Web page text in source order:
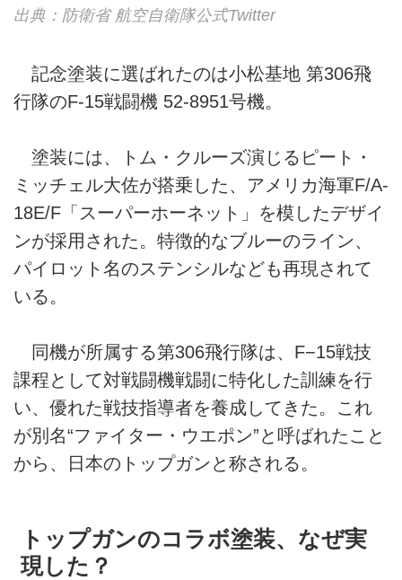
出典：防衛省 航空自衛隊公式Twitter
記念塗装に選ばれたのは小松基地 第306飛
行隊のF-15戦闘機 52-8951号機。
塗装には、トム・クルーズ演じるピート・
ミッチェル大佐が搭乗した、アメリカ海軍F/A-
18E/F「スーパーホーネット」を模したデザイ
ンが採用された。特徴的なブルーのライン、
パイロット名のステンシルなども再現されて
いる。
同機が所属する第306飛行隊は、F−15戦技
課程として対戦闘機戦闘に特化した訓練を行
い、優れた戦技指導者を養成してきた。これ
が別名“ファイター・ウエポン”と呼ばれたこと
から、日本のトップガンと称される。
トップガンのコラボ塗装、なぜ実
現した？